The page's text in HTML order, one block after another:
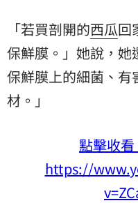
「若買剖開的西瓜回
保鮮膜。」她說，她
保鮮膜上的細菌、有
材。」
點擊收看
https://